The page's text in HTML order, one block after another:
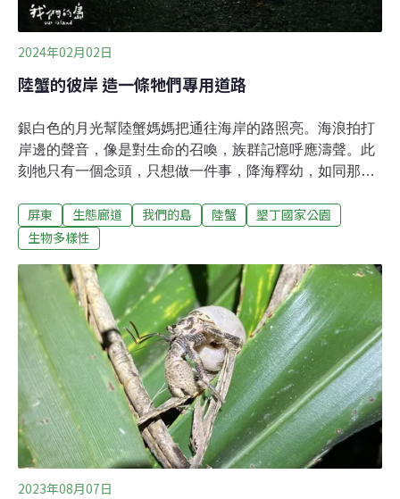
內的美堤路，交通有些混亂。尷尬的是，遊客散場，陸蟹
上場，都在這個時候。高美濕地曾記
2024年02月02日
陸蟹的彼岸 造一條牠們專用道路
銀白色的月光幫陸蟹媽媽把通往海岸的路照亮。海浪拍打
岸邊的聲音，像是對生命的召喚，族群記憶呼應濤聲。此
刻牠只有一個念頭，只想做一件事，降海釋幼，如同那一
前走的機會？還是車輪爆擊？時間是農曆6~10月，陸蟹的
繁殖季，月圓之夜，地點是台26線39.5到41.5公里，香蕉
局合作進行交通管制，原本的四線道縮減為兩線道，志工
趁著車輛停下的時候護送蟹媽媽到海邊。為什麼這個路段
受到高度重視？因為香蕉灣一帶有完整的海岸林，陸蟹物
種多樣性是海岸林類型棲地的世界第一，但台26線從中通
過，將海岸林一分為二，四線車道的水泥路面，成了陸蟹
的枉死城。這個「蟹謝讓路」活動已經連續舉辦了十二
年，但人工護蟹只能在有限的時段進行，而且需要大量人
力，在墾丁進行二十多年陸蟹研究的專家劉烘昌建議，以
架高道路的方式來改善路殺。2017年
屏東 生態廊道 我們的島 陸蟹
墾丁國家公園
生物多樣性
2023年08月07日